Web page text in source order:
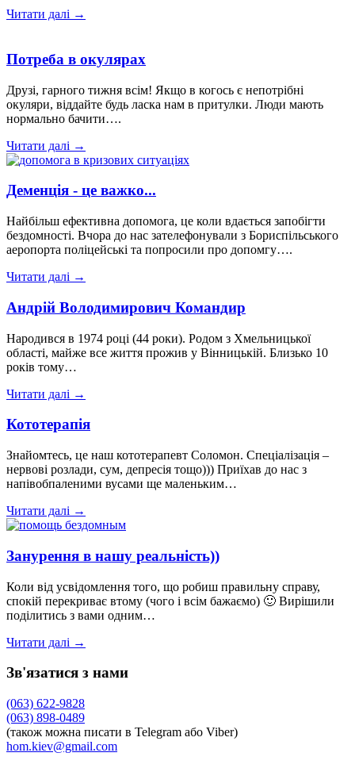
Читати далі →
Потреба в окулярах
Друзі, гарного тижня всім! Якщо в когось є непотрібні
окуляри, віддайте будь ласка нам в притулки. Люди мають
нормально бачити….
Читати далі →
Деменція - це важко...
Найбільш ефективна допомога, це коли вдається запобігти
бездомності. Вчора до нас зателефонували з Бориспільського
аеропорта поліцейські та попросили про допомгу….
Читати далі →
Андрій Володимирович Командир
Народився в 1974 році (44 роки). Родом з Хмельницької
області, майже все життя прожив у Вінницькій. Близько 10
років тому…
Читати далі →
Кототерапія
Знайомтесь, це наш кототерапевт Соломон. Спеціалізація –
нервові розлади, сум, депресія тощо))) Приїхав до нас з
напівобпаленими вусами ще маленьким…
Читати далі →
Занурення в нашу реальність))
Коли від усвідомлення того, що робиш правильну справу,
спокій перекриває втому (чого і всім бажаємо) 🙂 Вирішили
поділитись з вами одним…
Читати далі →
Зв'язатися з нами
(063) 622-9828
(063) 898-0489
(також можна писати в Telegram або Viber)
hom.kiev@gmail.com